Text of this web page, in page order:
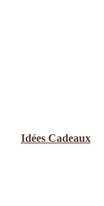
Idées Cadeaux